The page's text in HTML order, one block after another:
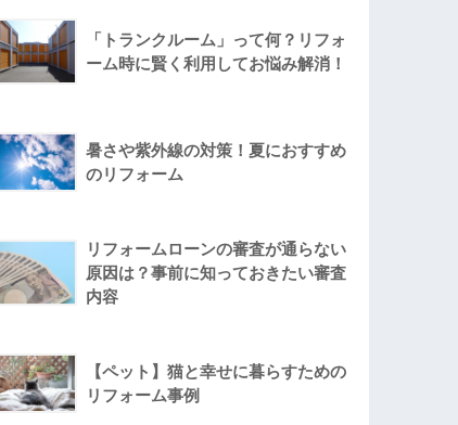
「トランクルーム」って何？リフォ
ーム時に賢く利用してお悩み解消！
暑さや紫外線の対策！夏におすすめ
のリフォーム
リフォームローンの審査が通らない
原因は？事前に知っておきたい審査
内容
【ペット】猫と幸せに暮らすための
リフォーム事例